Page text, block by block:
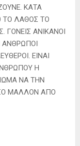
ΚΑΤΑ
ΤΟ ΛΑΘΟΣ ΤΟ
ΓΟΝΕΙΣ ΑΝΙΚΑΝΟΙ
ΑΝΘΡΩΠΟΙ
ΕΙΝΑΙ
Η
ΝΑ ΤΗΝ
ΜΑΛΛΟΝ ΑΠΟ